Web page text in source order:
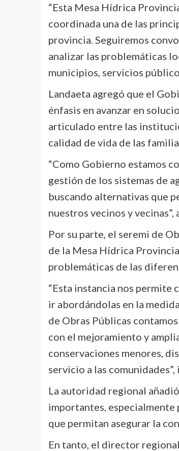
“Esta Mesa Hídrica
coordinada una de las
provincia. Seguiremos
analizar las problemáticas
municipios, servicios
Landaeta agregó que el
énfasis en avanzar en
articulado entre las
calidad de vida de las
“Como Gobierno estamos
gestión de los sistemas de
buscando alternativas que
nuestros vecinos y vecinas”,
Por su parte, el seremi de
de la Mesa Hídrica
problemáticas de las
“Esta instancia nos permite
ir abordándolas en la
de Obras Públicas
con el mejoramiento y
conservaciones menores,
servicio a las comunidades”,
La autoridad regional
importantes,
que permitan asegurar la
En tanto, el director